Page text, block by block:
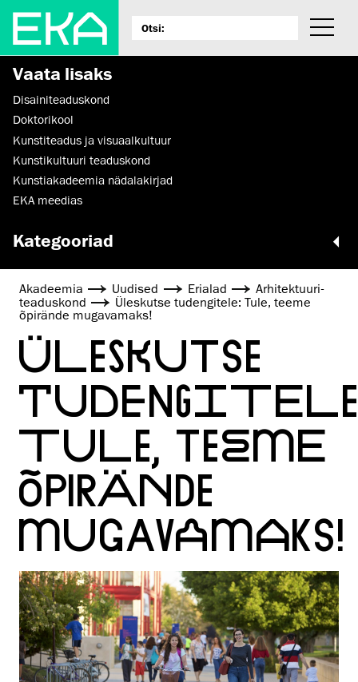
Vaata lisaks
Disaini­­teaduskond
Doktorikool
Kunstiteadus ja visuaalkultuur
Kunsti­kultuuri teaduskond
Kunstiakadeemia nädalakirjad
EKA meedias
Kategooriad
Akadeemia Uudised Erialad
Arhitektuuri­
teaduskond
Üleskutse tudengitele: Tule, teeme
õpirände mugavamaks!
ÜLESKUTSE
TULE, TEEME
ÕPIRÄNDE
MUGAVAMAKS!